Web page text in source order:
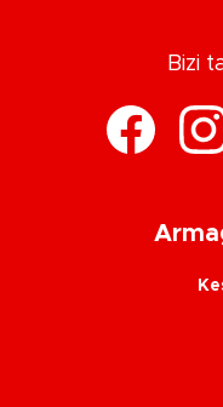
Bizi